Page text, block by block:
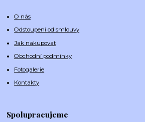
O nás
Odstoupení od smlouvy
Jak nakupovat
Obchodní podmínky
Fotogalerie
Kontakty
Spolupracujeme